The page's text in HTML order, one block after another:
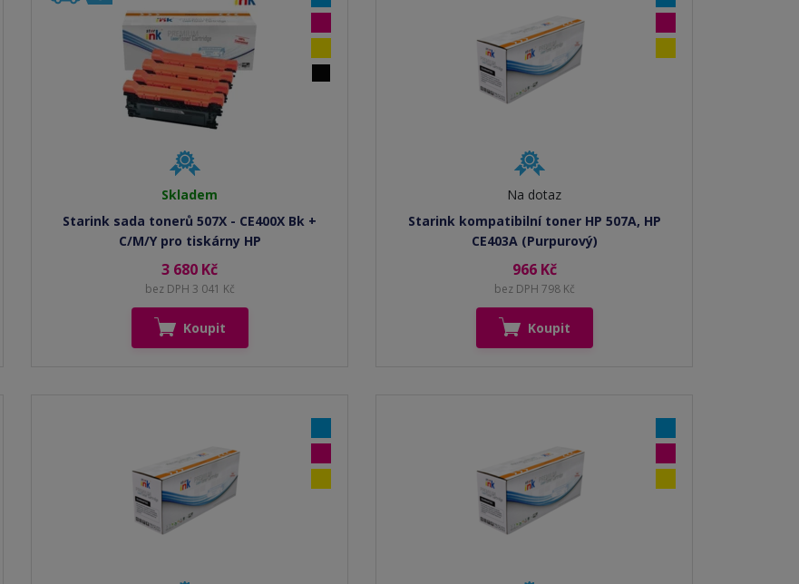
Skladem
Starink sada tonerů 507X - CE400X Bk +
C/M/Y pro tiskárny HP
3 680 Kč
bez DPH 3 041 Kč
Koupit
Na dotaz
Starink kompatibilní toner HP 507A, HP
CE403A (Purpurový)
966 Kč
bez DPH 798 Kč
Koupit